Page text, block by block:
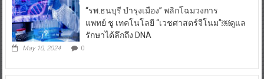
“รพ.ธนบุรี บำรุงเมือง” พลิกโฉมวงการ
แพทย์ ชู เทคโนโลยี “เวชศาสตร์จีโนม”￼ดูแล
รักษาได้ลึกถึง DNA
May 10, 2024 0